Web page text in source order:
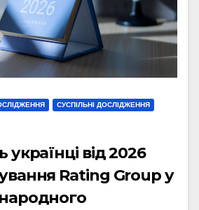
СУСПІЛЬНІ ДОСЛІДЖЕННЯ
від 2026
Rating Group у